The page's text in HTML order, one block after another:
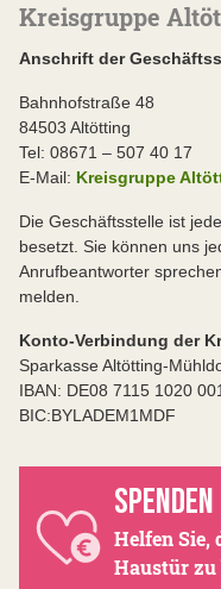
Kreisgruppe
Anschrift der
Bahnhofstraße 48
84503 Altötting
Tel: 08671 – 507 40 17
E-Mail: Kreisgruppe
Die Geschäftsstelle ist
besetzt. Sie können uns
Anrufbeantworter
melden.
Konto-Verbindung der
Sparkasse Altötting-
IBAN: DE08 7115 1020
BIC:BYLADEM1MDF
SPENDEN
Helfen Sie,
Haustür zu